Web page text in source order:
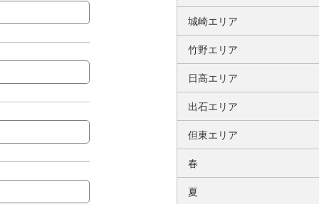
城崎エリア
竹野エリア
日高エリア
出石エリア
但東エリア
春
夏